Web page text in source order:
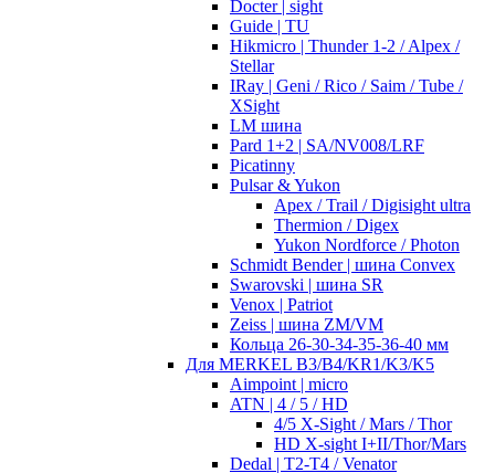
Docter | sight
Guide | TU
Hikmicro | Thunder 1-2 / Alpex /
Stellar
IRay | Geni / Rico / Saim / Tube /
XSight
LM шина
Pard 1+2 | SA/NV008/LRF
Picatinny
Pulsar & Yukon
Apex / Trail / Digisight ultra
Thermion / Digex
Yukon Nordforce / Photon
Schmidt Bender | шина Convex
Swarovski | шина SR
Venox | Patriot
Zeiss | шина ZM/VM
Кольца 26-30-34-35-36-40 мм
Для MERKEL B3/B4/KR1/K3/K5
Aimpoint | micro
ATN | 4 / 5 / HD
4/5 X-Sight / Mars / Thor
HD X-sight I+II/Thor/Mars
Dedal | T2-T4 / Venator